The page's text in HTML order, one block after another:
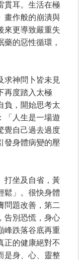
貫耳。生活在極
畫作般的崩潰與
來更導致嚴重失
的惡性循環，
神問卜皆未見
再度踏入太極
負，開始思考太
「人生是一場遊
覺自己過去過度
發身體病變的壓
坐及自省，黃
鬆」。很快身體
問題改善，第二
告別恐慌，身心
峰跌落谷底再重
正的健康絕對不
是身、心、靈整